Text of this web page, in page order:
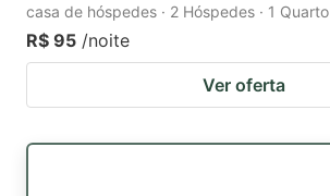
casa de hóspedes · 2 Hóspedes · 1 Quarto
R$ 95 /noite
Ver oferta